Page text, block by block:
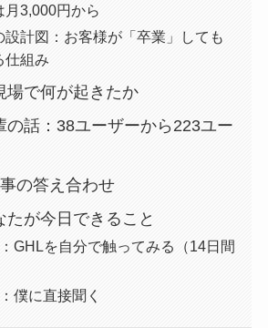
月3,000円から
設計図：お客様が「卒業」しても
仕組み
場で何が起きたか
の話：38ユーザーから223ユー
の答え合わせ
たが今日できること
GHLを自分で触ってみる（14日間
僕に直接聞く